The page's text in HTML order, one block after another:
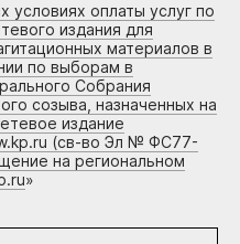
условиях оплаты услуг по
издания для
материалов в
по выборам в
Собрания
созыва, назначенных на
издание
(св-во Эл № ФС77-
на региональном
»